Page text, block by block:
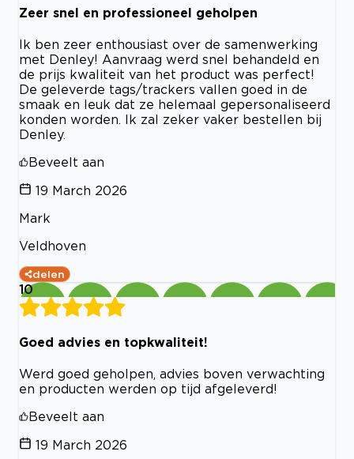
Zeer snel en professioneel geholpen
Ik ben zeer enthousiast over de samenwerking
met Denley! Aanvraag werd snel behandeld en
de prijs kwaliteit van het product was perfect!
De geleverde tags/trackers vallen goed in de
smaak en leuk dat ze helemaal gepersonaliseerd
konden worden. Ik zal zeker vaker bestellen bij
Denley.
Beveelt aan
19 March 2026
Mark
Veldhoven
delen
10
Goed advies en topkwaliteit!
Werd goed geholpen, advies boven verwachting
en producten werden op tijd afgeleverd!
Beveelt aan
19 March 2026